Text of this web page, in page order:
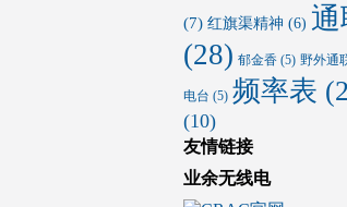
(7) 红旗渠精神 (6)
(28) 郁金香(5) 野外通
电台 (5) 频率表
(10)
友情链接
业余无线电